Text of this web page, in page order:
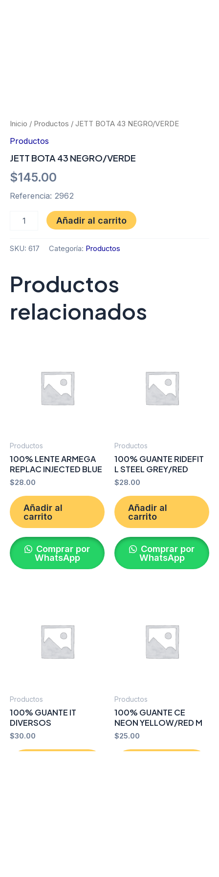
Inicio / Productos / JETT BOTA 43 NEGRO/VERDE
Productos
JETT BOTA 43 NEGRO/VERDE
$145.00
Referencia: 2962
NEGRO/VERDE
Añadir al carrito
SKU: 617 Categoría: Productos
Productos
relacionados
Productos
100% LENTE ARMEGA
REPLAC INJECTED BLUE
$28.00
Añadir al
carrito
Comprar por
WhatsApp
Productos
100% GUANTE RIDEFIT
L STEEL GREY/RED
$28.00
Añadir al
carrito
Comprar por
WhatsApp
Productos
100% GUANTE IT
DIVERSOS
$30.00
Productos
100% GUANTE CE
NEON YELLOW/RED M
$25.00